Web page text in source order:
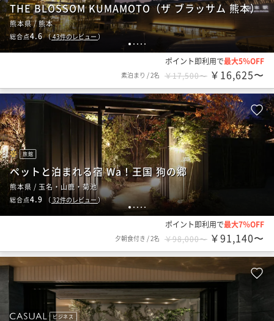
1 2 3 4 5
THE BLOSSOM KUMAMOTO（ザ ブラッサム 熊本）
熊本県 / 熊本
総合点4.6（43件のレビュー）
ポイント即利用で最大5％OFF
素泊まり /2名 ￥17,500〜 ￥16,625〜
12345
旅館
ペットと泊まれる宿 Wa！王国 狗の郷
熊本県 / 玉名・山鹿・菊池
総合点4.9 （ 32件のレビュー）
ポイント即利用で最大7％OFF
夕朝食付き /2名 ￥98,000〜 ￥91,140〜
ビジネス